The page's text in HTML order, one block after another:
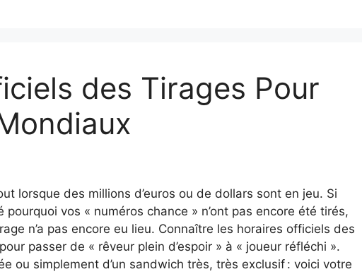
des Tirages Pour
lorsque des millions d’euros ou de dollars sont en jeu. Si
vos « numéros chance » n’ont pas encore été tirés,
n’a pas encore eu lieu. Connaître les horaires officiels des
passer de « rêveur plein d’espoir » à « joueur réfléchi ».
ou simplement d’un sandwich très, très exclusif : voici votre